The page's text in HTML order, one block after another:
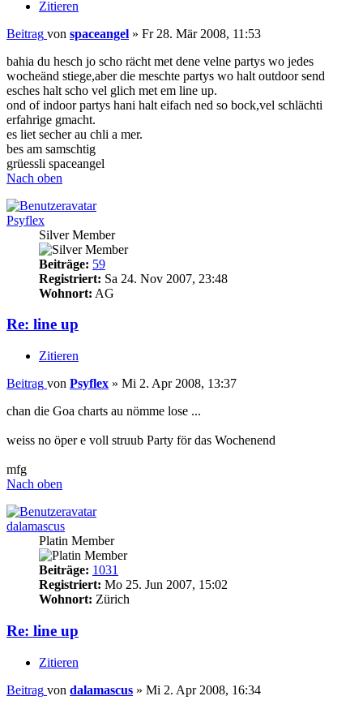
Zitieren
Beitrag von spaceangel » Fr 28. Mär 2008, 11:53
bahia du hesch jo scho rächt met dene velne partys wo jedes
wocheänd stiege,aber die meschte partys wo halt outdoor send
esches halt scho vel glich met em line up.
ond of indoor partys hani halt eifach ned so bock,vel schlächti
erfahrige gmacht.
es liet secher au chli a mer.
bes am samschtig
grüessli spaceangel
Nach oben
Psyflex
Silver Member
Beiträge: 59
Registriert: Sa 24. Nov 2007, 23:48
Wohnort: AG
Re: line up
Zitieren
Beitrag von Psyflex » Mi 2. Apr 2008, 13:37
chan die Goa charts au nömme lose ...
weiss no öper e voll struub Party för das Wochenend
mfg
Nach oben
dalamascus
Platin Member
Beiträge: 1031
Registriert: Mo 25. Jun 2007, 15:02
Wohnort: Zürich
Re: line up
Zitieren
Beitrag von dalamascus » Mi 2. Apr 2008, 16:34